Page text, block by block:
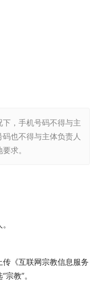
，手机号码不得与主
也不得与主体负责人
求。
《互联网宗教信息服务
教”。